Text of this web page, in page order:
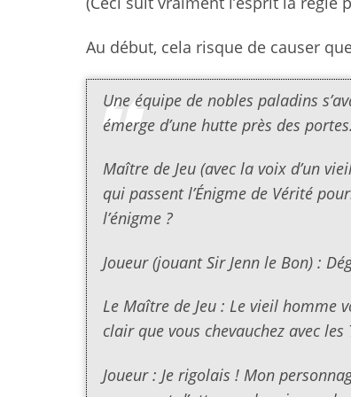
Au début, cela risque de causer
Une équipe de nobles paladins
émerge d’une hutte près des portes.
Maître de Jeu (avec la voix d’un
qui passent l’Énigme de Vérité
l’énigme ?
Joueur (jouant Sir Jenn le Bon) :
Le Maître de Jeu : Le vieil homme
clair que vous chevauchez avec
Joueur : Je rigolais ! Mon